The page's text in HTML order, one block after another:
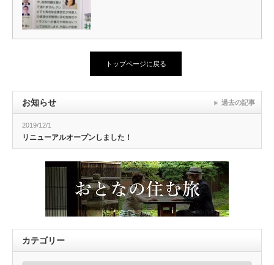
トップページに戻る
お知らせ
2019/12/1
リニューアルオープンしました！
過去の記事
カテゴリー